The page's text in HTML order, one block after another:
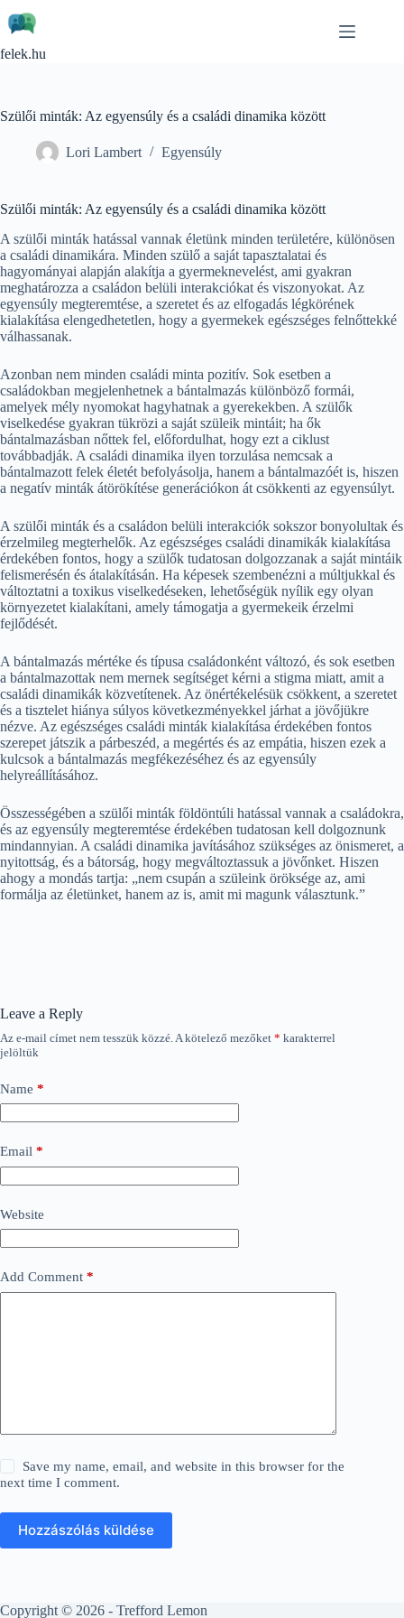
to
content
felek.hu
Szülői minták: Az egyensúly és a családi dinamika között
Lori Lambert Egyensúly
Szülői minták: Az egyensúly és a családi dinamika között
A szülői minták hatással vannak életünk minden területére, különösen
a családi dinamikára. Minden szülő a saját tapasztalatai és
hagyományai alapján alakítja a gyermeknevelést, ami gyakran
meghatározza a családon belüli interakciókat és viszonyokat. Az
egyensúly megteremtése, a szeretet és az elfogadás légkörének
kialakítása elengedhetetlen, hogy a gyermekek egészséges felnőttekké
válhassanak.
Azonban nem minden családi minta pozitív. Sok esetben a
családokban megjelenhetnek a bántalmazás különböző formái,
amelyek mély nyomokat hagyhatnak a gyerekekben. A szülők
viselkedése gyakran tükrözi a saját szüleik mintáit; ha ők
bántalmazásban nőttek fel, előfordulhat, hogy ezt a ciklust
továbbadják. A családi dinamika ilyen torzulása nemcsak a
bántalmazott felek életét befolyásolja, hanem a bántalmazóét is, hiszen
a negatív minták átörökítése generációkon át csökkenti az egyensúlyt.
A szülői minták és a családon belüli interakciók sokszor bonyolultak és
érzelmileg megterhelők. Az egészséges családi dinamikák kialakítása
érdekében fontos, hogy a szülők tudatosan dolgozzanak a saját mintáik
felismerésén és átalakításán. Ha képesek szembenézni a múltjukkal és
változtatni a toxikus viselkedéseken, lehetőségük nyílik egy olyan
környezetet kialakítani, amely támogatja a gyermekeik érzelmi
fejlődését.
A bántalmazás mértéke és típusa családonként változó, és sok esetben
a bántalmazottak nem mernek segítséget kérni a stigma miatt, amit a
családi dinamikák közvetítenek. Az önértékelésük csökkent, a szeretet
és a tisztelet hiánya súlyos következményekkel járhat a jövőjükre
nézve. Az egészséges családi minták kialakítása érdekében fontos
szerepet játszik a párbeszéd, a megértés és az empátia, hiszen ezek a
kulcsok a bántalmazás megfékezéséhez és az egyensúly
helyreállításához.
Összességében a szülői minták földöntúli hatással vannak a családokra,
és az egyensúly megteremtése érdekében tudatosan kell dolgoznunk
mindannyian. A családi dinamika javításához szükséges az önismeret, a
nyitottság, és a bátorság, hogy megváltoztassuk a jövőnket. Hiszen
ahogy a mondás tartja: „nem csupán a szüleink öröksége az, ami
formálja az életünket, hanem az is, amit mi magunk választunk.”
Leave a Reply
Az e-mail címet nem tesszük közzé. A kötelező mezőket * karakterrel
jelöltük
Name *
Email *
Website
Add Comment *
Save my name, email, and website in this browser for the
next time I comment.
Hozzászólás küldése
Copyright © 2026 - Trefford Lemon